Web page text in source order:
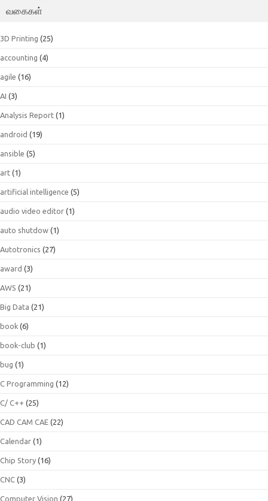
வகைகள்
3D Printing (25)
accounting (4)
agile (16)
AI (3)
Analysis Report (1)
android (19)
ansible (5)
art (1)
artificial intelligence (5)
audio video editor (1)
auto shutdow (1)
Autotronics (27)
award (3)
AWS (21)
Big Data (21)
book (6)
book-club (1)
bug (1)
C Programming (12)
C/ C++ (25)
CAD CAM CAE (22)
Calendar (1)
Chip Story (16)
CNC (3)
Computer Vision (27)